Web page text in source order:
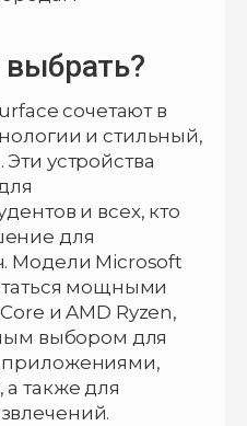
сочетают в
и стильный,
устройства
и всех, кто
для
Модели Microsoft
мощными
и AMD Ryzen,
выбором для
также для